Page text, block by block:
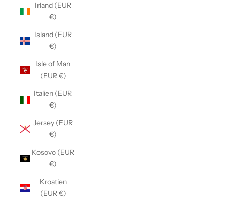
Irland (EUR
€)
Island (EUR
€)
Isle of Man
(EUR €)
Italien (EUR
€)
Jersey (EUR
€)
Kosovo (EUR
€)
Kroatien
(EUR €)